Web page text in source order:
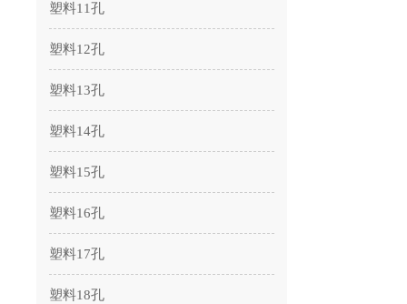
塑料11孔
塑料12孔
塑料13孔
塑料14孔
塑料15孔
塑料16孔
塑料17孔
塑料18孔